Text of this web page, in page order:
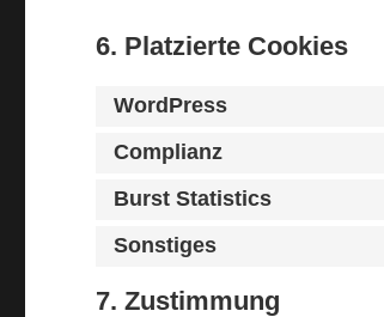
6. Platzierte Cookies
WordPress
Complianz
Burst Statistics
Sonstiges
7. Zustimmung